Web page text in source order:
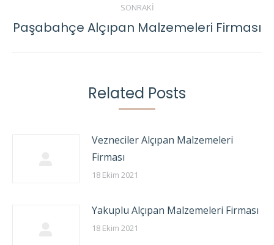
SONRAKI
Next
Paşabahçe Alçıpan Malzemeleri Firması
Related Posts
Vezneciler Alçıpan Malzemeleri
Firması
18 Ekim 2021
Yakuplu Alçıpan Malzemeleri Firması
18 Ekim 2021